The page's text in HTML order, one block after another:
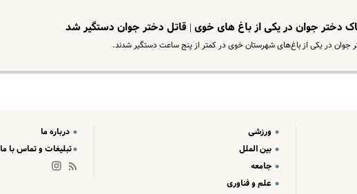
دختر جوان در یکی از باغ های خوی | قاتل دختر جوان دستگیر شد
جوان در یکی از باغ‌های شهرستان خوی در کمتر از پنج ساعت دستگیر شدند.
ورزشی
بین الملل
جامعه
علم و فناوری
درباره ما
تبلیغات و تماس با ما